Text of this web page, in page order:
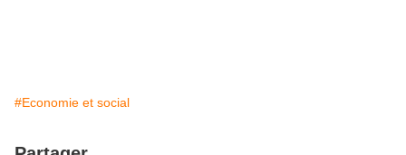
#Economie et social